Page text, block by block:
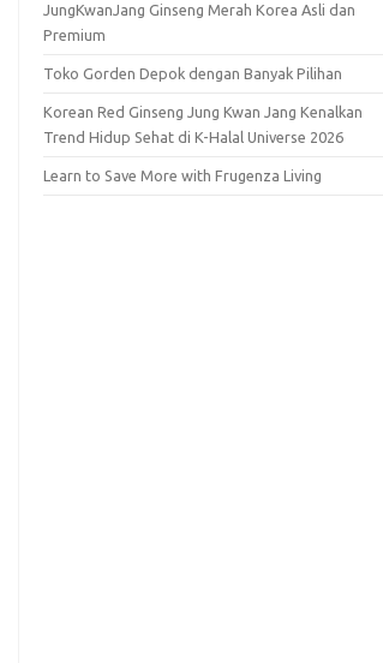
JungKwanJang Ginseng Merah Korea Asli dan
Premium
Toko Gorden Depok dengan Banyak Pilihan
Korean Red Ginseng Jung Kwan Jang Kenalkan
Trend Hidup Sehat di K-Halal Universe 2026
Learn to Save More with Frugenza Living